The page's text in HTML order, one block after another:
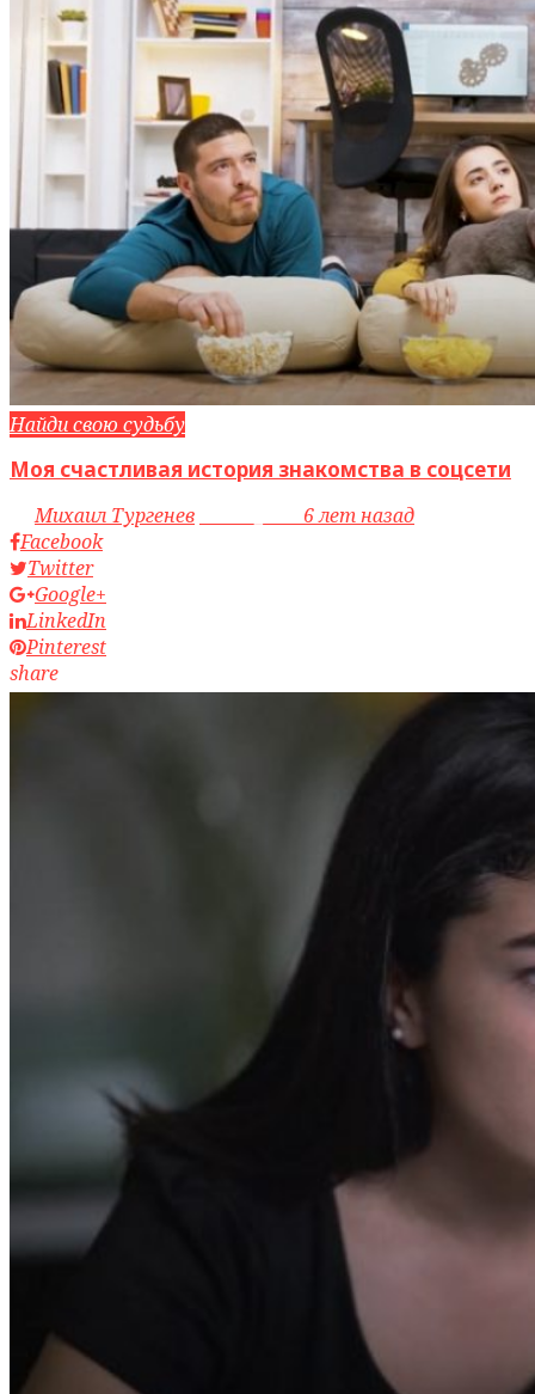
Найди свою судьбу
Моя счастливая история знакомства в соцсети
byМихаил Тургенев
6 лет назад
Facebook
Twitter
Google+
LinkedIn
Pinterest
share